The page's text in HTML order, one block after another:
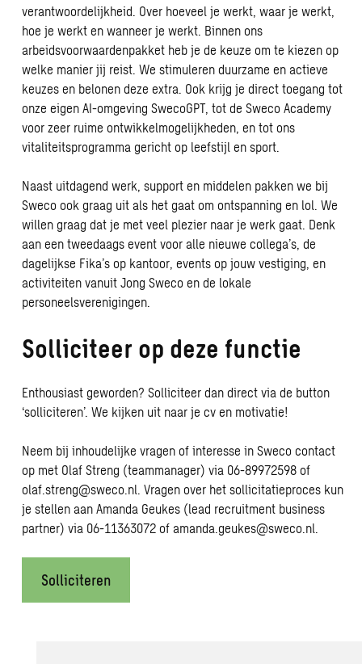
verantwoordelijkheid. Over hoeveel je werkt, waar je werkt,
hoe je werkt en wanneer je werkt. Binnen ons
arbeidsvoorwaardenpakket heb je de keuze om te kiezen op
welke manier jij reist. We stimuleren duurzame en actieve
keuzes en belonen deze extra. Ook krijg je direct toegang tot
onze eigen AI-omgeving SwecoGPT, tot de Sweco Academy
voor zeer ruime ontwikkelmogelijkheden, en tot ons
vitaliteitsprogramma gericht op leefstijl en sport.
Naast uitdagend werk, support en middelen pakken we bij
Sweco ook graag uit als het gaat om ontspanning en lol. We
willen graag dat je met veel plezier naar je werk gaat. Denk
aan een tweedaags event voor alle nieuwe collega’s, de
dagelijkse Fika’s op kantoor, events op jouw vestiging, en
activiteiten vanuit Jong Sweco en de lokale
personeelsverenigingen.
Solliciteer op deze functie
Enthousiast geworden? Solliciteer dan direct via de button
‘solliciteren’. We kijken uit naar je cv en motivatie!
Neem bij inhoudelijke vragen of interesse in Sweco contact
op met Olaf Streng (teammanager) via 06-89972598 of
olaf.streng@sweco.nl . Vragen over het sollicitatieproces kun
je stellen aan Amanda Geukes(lead recruitment business
partner) via 06-11363072 of amanda.geukes@sweco.nl
Solliciteren